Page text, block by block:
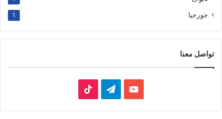
جورجيا 1
تواصل معنا
‫YouTubeتيلقرام